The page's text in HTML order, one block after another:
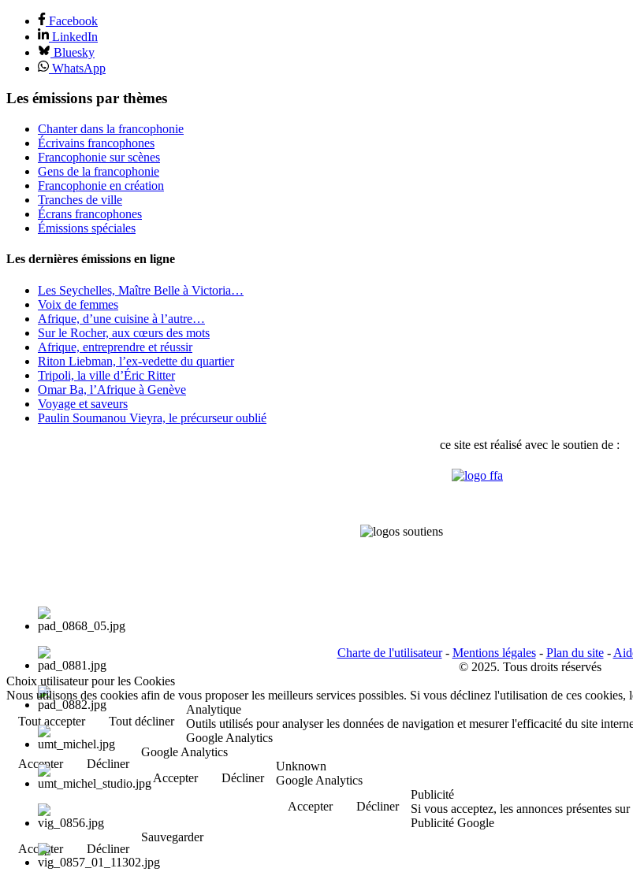
Facebook
LinkedIn
Bluesky
WhatsApp
Les émissions par thèmes
Chanter dans la francophonie
Écrivains francophones
Francophonie sur scènes
Gens de la francophonie
Francophonie en création
Tranches de ville
Écrans francophones
Émissions spéciales
Les dernières émissions en ligne
Les Seychelles, Maître Belle à Victoria…
Voix de femmes
Afrique, d’une cuisine à l’autre…
Sur le Rocher, aux cœurs des mots
Afrique, entreprendre et réussir
Riton Liebman, l’ex-vedette du quartier
Tripoli, la ville d’Éric Ritter
Omar Ba, l’Afrique à Genève
Voyage et saveurs
Paulin Soumanou Vieyra, le précurseur oublié
ce site est réalisé avec le soutien de :
Charte de l'utilisateur- Mentions légales- Plan du site-
© 2025. Tous droits réservés
Choix utilisateur pour les Cookies
Nous utilisons des cookies afin de vous proposer les meilleurs services possibles. Si vous déclinez l'utilisation de ces
Tout accepter
Tout décliner
Analytique
Outils utilisés pour analyser les données de navigation et mesurer l'efficacité du site
Google Analytics
Accepter
Décliner
Google Analytics
Accepter
Décliner
Unknown
Google Analytics
Accepter
Décliner
Publicité
Si vous acceptez, les annonces présentes
Publicité Google
Accepter
Décliner
Sauvegarder